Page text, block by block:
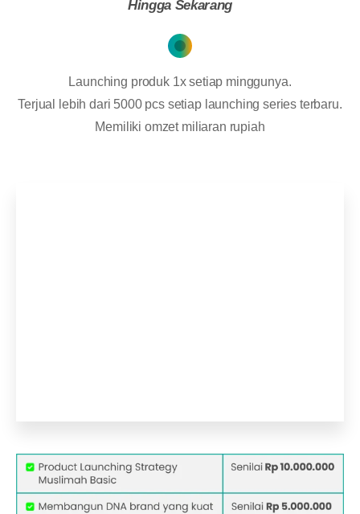
Hingga Sekarang
Launching produk 1x setiap minggunya.
Terjual lebih dari 5000 pcs setiap launching series terbaru.
Memiliki omzet miliaran rupiah